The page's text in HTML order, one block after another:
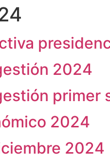
2024
primer
2024
2024